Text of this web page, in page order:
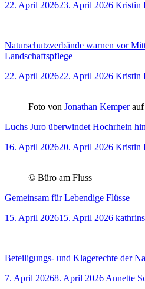
22. April 202623. April 2026 Kristin
Naturschutzverbände warnen vor
Landschaftspflege
22. April 202622. April 2026 Kristin
Foto von Jonathan Kemperauf
Luchs Juro überwindet Hochrhein
16. April 202620. April 2026 Kristin
© Büro am Fluss
Gemeinsam für Lebendige Flüsse
15. April 202615. April 2026
Beteiligungs- und Klagerechte der
7. April 20268. April 2026 Annette